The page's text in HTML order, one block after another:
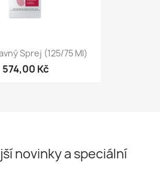
Sprej (125/75 Ml)
574,00 Kč
novinky a speciální